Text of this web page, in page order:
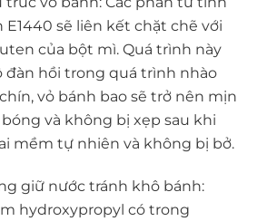
sẽ liên kết chặt chẽ với
của bột mì. Quá trình này
đàn hồi trong quá trình nhào
vỏ bánh bao sẽ trở nên mịn
và không bị xẹp sau khi
mềm tự nhiên và không bị bở.
giữ nước tránh khô bánh:
hydroxypropyl có trong